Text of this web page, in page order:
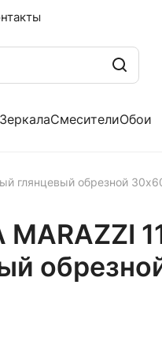
ЗеркалаСмесителиОбои
глянцевый обрезной
MARAZZI